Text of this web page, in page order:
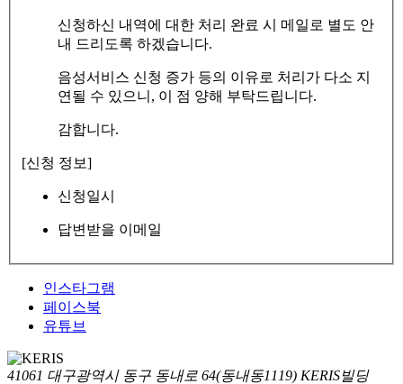
신청하신 내역에 대한 처리 완료 시 메일로 별도 안
내 드리도록 하겠습니다.
음성서비스 신청 증가 등의 이유로 처리가 다소 지
연될 수 있으니, 이 점 양해 부탁드립니다.
감합니다.
[신청 정보]
신청일시
답변받을 이메일
인스타그램
페이스북
유튜브
41061 대구광역시 동구 동내로 64(동내동1119) KERIS빌딩